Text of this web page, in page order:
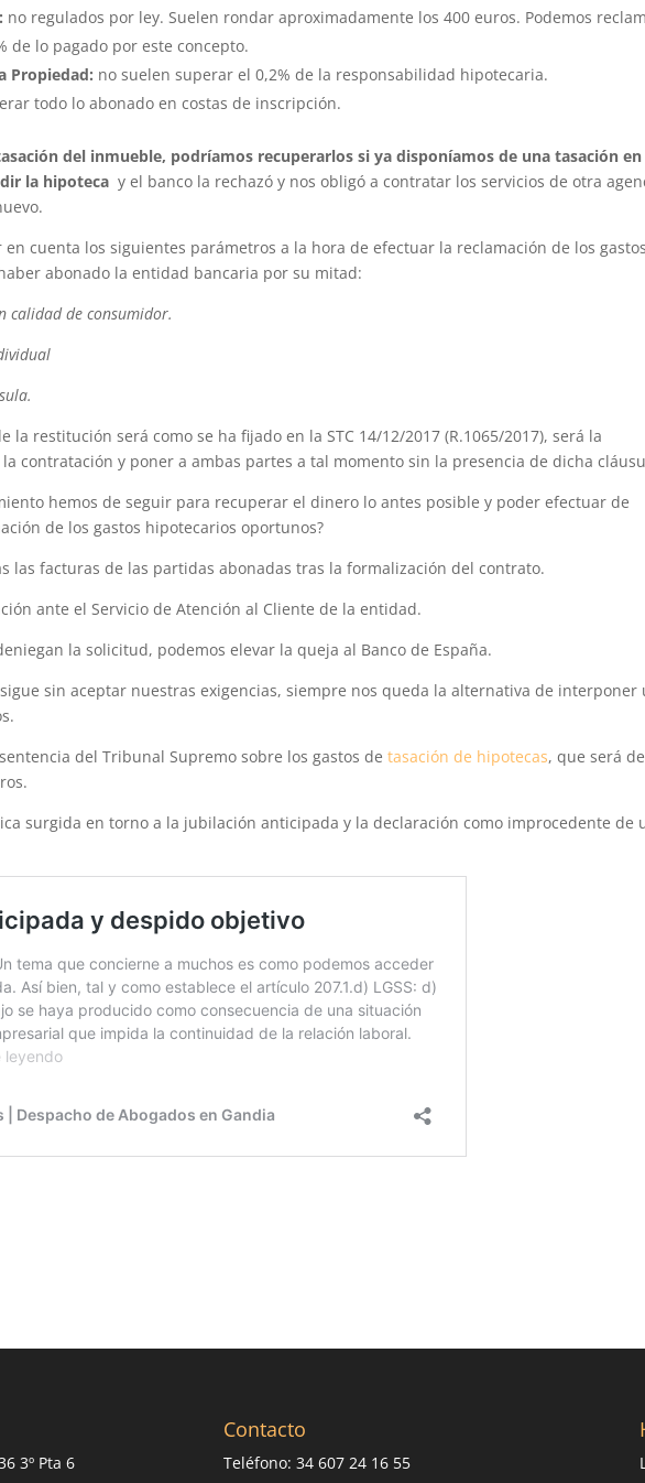
no regulados por ley. Suelen rondar aproximadamente los 400 euros. Podemos
de lo pagado por este concepto.
Propiedad: no suelen superar el 0,2% de la responsabilidad hipotecaria.
todo lo abonado en costas de inscripción.
del inmueble, podríamos recuperarlos si ya disponíamos de una tasación en
la hipoteca y el banco la rechazó y nos obligó a contratar los servicios de otra
cuenta los siguientes parámetros a la hora de efectuar la reclamación de los gastos
abonado la entidad bancaria por su mitad:
calidad de consumidor.
la restitución será como se ha fijado en la STC 14/12/2017 (R.1065/2017), será la
contratación y poner a ambas partes a tal momento sin la presencia de dicha
hemos de seguir para recuperar el dinero lo antes posible y poder efectuar de
de los gastos hipotecarios oportunos?
las facturas de las partidas abonadas tras la formalización del contrato.
ante el Servicio de Atención al Cliente de la entidad.
la solicitud, podemos elevar la queja al Banco de España.
sin aceptar nuestras exigencias, siempre nos queda la alternativa de interponer
del Tribunal Supremo sobre los gastos detasación de hipotecas, que será de
surgida en torno a la jubilación anticipada y la declaración como improcedente de
3º Pta 6
Contacto
Teléfono: 34 607 24 16 55